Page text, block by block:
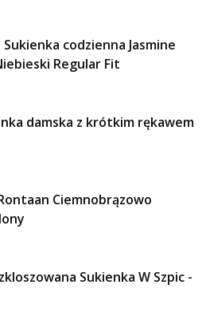
Sukienka codzienna Jasmine
Regular Fit
damska z krótkim rękawem
Ciemnobrązowo
Sukienka W Szpic -